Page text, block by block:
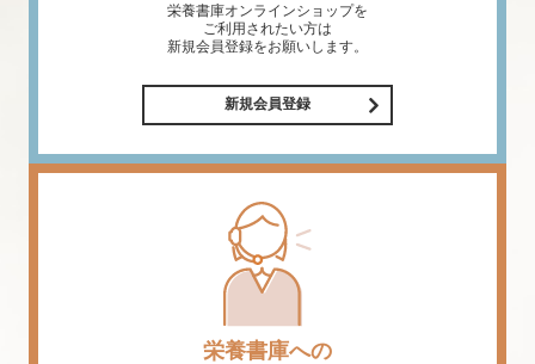
栄養書庫オンラインショップを
ご利用されたい方は
新規会員登録をお願いします。
新規会員登録
栄養書庫への